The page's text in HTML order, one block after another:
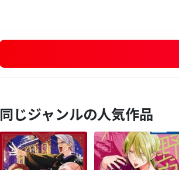
同じジャンルの人気作品